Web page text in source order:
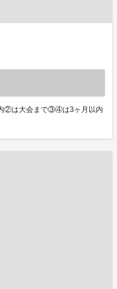
②は大会まで③④は3ヶ月以内